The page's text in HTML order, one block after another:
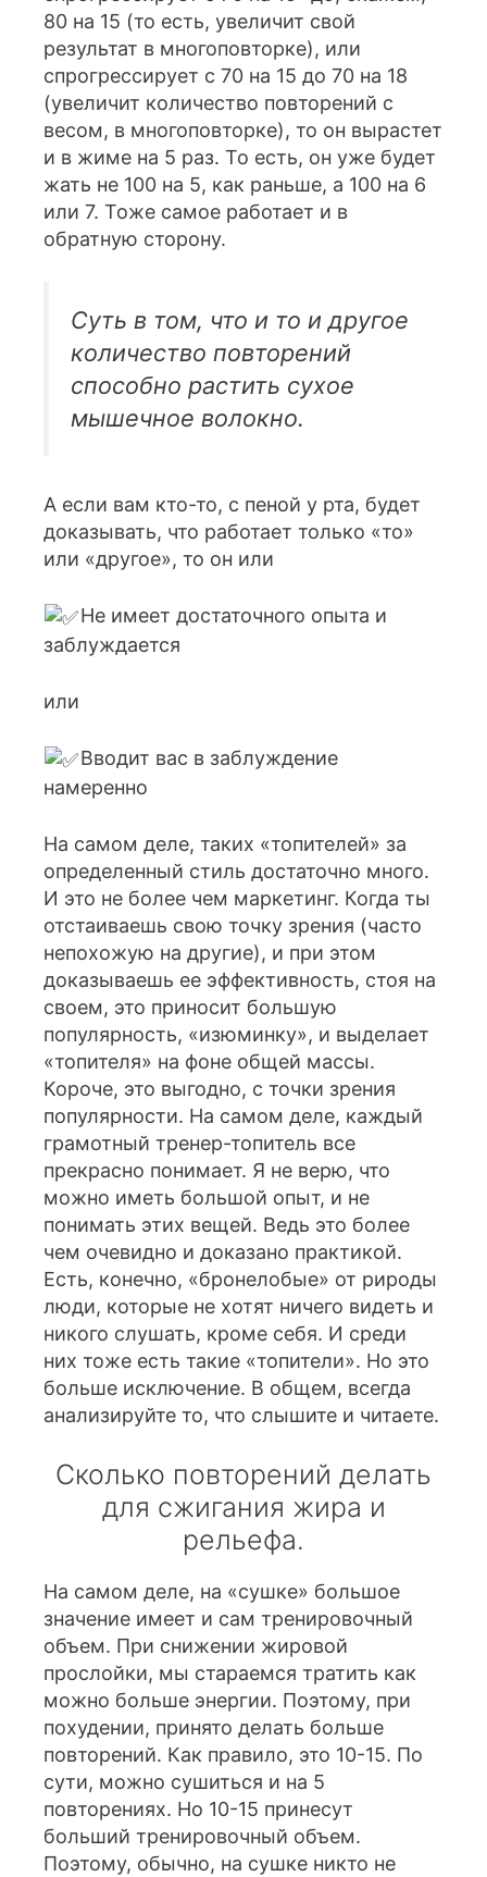
80 на 15 (то есть, увеличит свой
результат в многоповторке), или
спрогрессирует с 70 на 15 до 70 на 18
(увеличит количество повторений с
весом, в многоповторке), то он вырастет
и в жиме на 5 раз. То есть, он уже будет
жать не 100 на 5, как раньше, а 100 на 6
или 7. Тоже самое работает и в
обратную сторону.
Суть в том, что и то и другое
количество повторений
способно растить сухое
мышечное волокно.
А если вам кто-то, с пеной у рта, будет
доказывать, что работает только «то»
или «другое», то он или
Не имеет достаточного опыта и
заблуждается
или
Вводит вас в заблуждение
намеренно
На самом деле, таких «топителей» за
определенный стиль достаточно много.
И это не более чем маркетинг. Когда ты
отстаиваешь свою точку зрения (часто
непохожую на другие), и при этом
доказываешь ее эффективность, стоя на
своем, это приносит большую
популярность, «изюминку», и выделает
«топителя» на фоне общей массы.
Короче, это выгодно, с точки зрения
популярности. На самом деле, каждый
грамотный тренер-топитель все
прекрасно понимает. Я не верю, что
можно иметь большой опыт, и не
понимать этих вещей. Ведь это более
чем очевидно и доказано практикой.
Есть, конечно, «бронелобые» от рироды
люди, которые не хотят ничего видеть и
никого слушать, кроме себя. И среди
них тоже есть такие «топители». Но это
больше исключение. В общем, всегда
анализируйте то, что слышите и читаете.
Сколько повторений делать
для сжигания жира и
рельефа.
На самом деле, на «сушке» большое
значение имеет и сам тренировочный
объем. При снижении жировой
прослойки, мы стараемся тратить как
можно больше энергии. Поэтому, при
похудении, принято делать больше
повторений. Как правило, это 10-15. По
сути, можно сушиться и на 5
повторениях. Но 10-15 принесут
больший тренировочный объем.
Поэтому, обычно, на сушке никто не